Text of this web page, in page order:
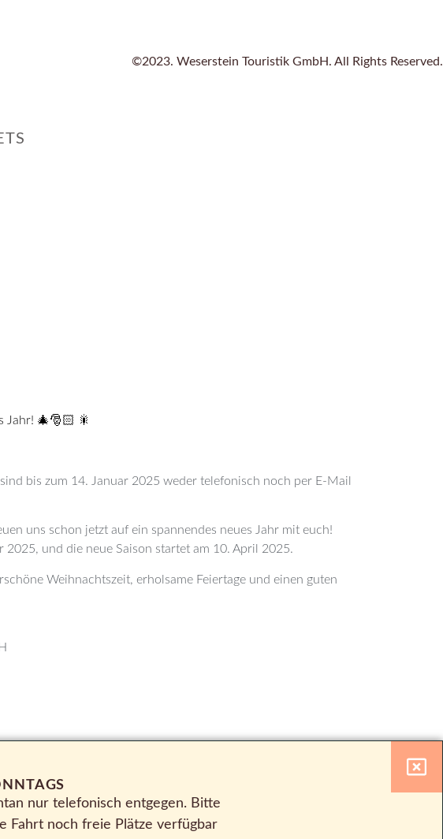
©2023. Weserstein Touristik GmbH. All Rights Reserved.
Jahr! 🎄🎅🏻 🎇
bis zum 14. Januar 2025 weder telefonisch noch per E-Mail
uns schon jetzt auf ein spannendes neues Jahr mit euch!
und die neue Saison startet am 10. April 2025.
Weihnachtszeit, erholsame Feiertage und einen guten
nur telefonisch entgegen. Bitte
Fahrt noch freie Plätze verfügbar